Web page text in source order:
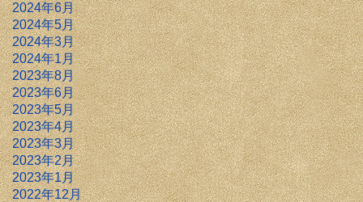
2024年6月
2024年5月
2024年3月
2024年1月
2023年8月
2023年6月
2023年5月
2023年4月
2023年3月
2023年2月
2023年1月
2022年12月